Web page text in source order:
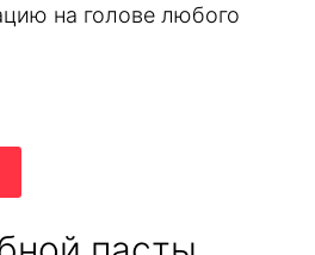
на голове любого